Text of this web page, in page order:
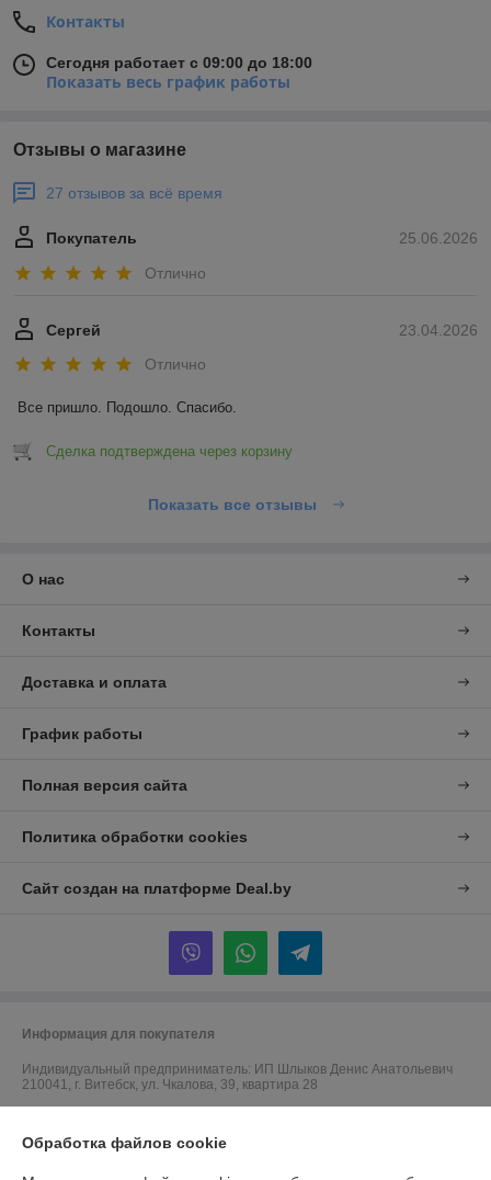
Контакты
Сегодня работает с 09:00 до 18:00
Показать весь график работы
Отзывы о магазине
27 отзывов за всё время
25.06.2026
Покупатель
Отлично
23.04.2026
Сергей
Отлично
Все пришло. Подошло. Спасибо.
Сделка подтверждена через корзину
Показать все отзывы
О нас
Контакты
Доставка и оплата
График работы
Полная версия сайта
Политика обработки cookies
Сайт создан на платформе Deal.by
Информация для покупателя
Индивидуальный предприниматель: ИП Шлыков Денис Анатольевич
210041, г. Витебск, ул. Чкалова, 39, квартира 28
УНП: 391679620
Обработка файлов cookie